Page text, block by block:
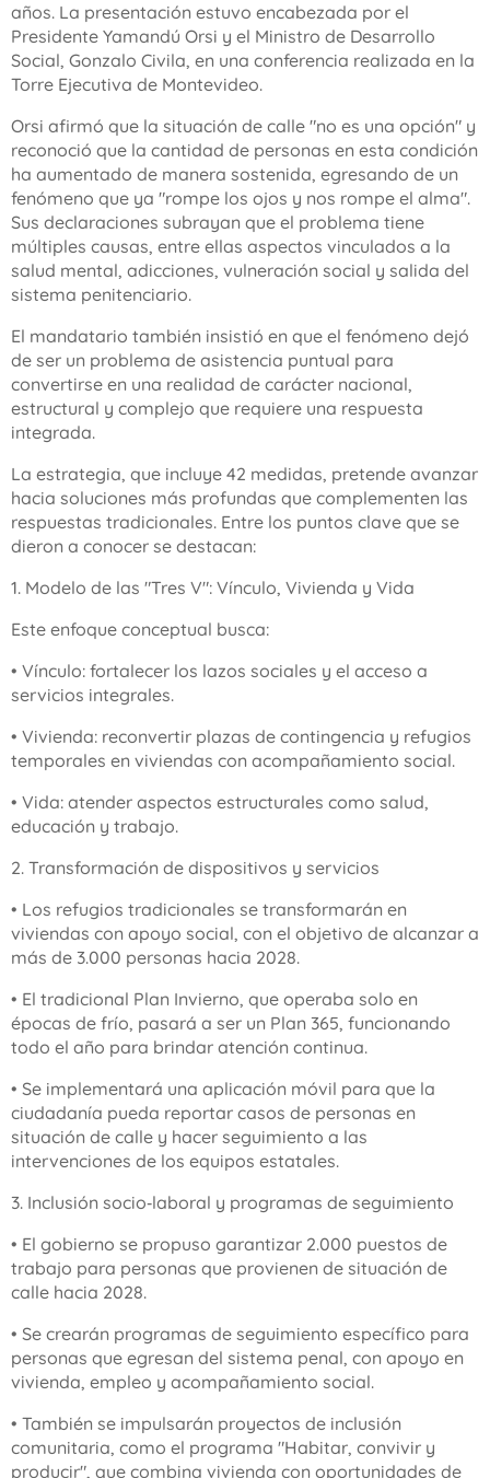
años. La presentación estuvo encabezada por el
Presidente Yamandú Orsi y el Ministro de Desarrollo
Social, Gonzalo Civila, en una conferencia realizada en la
Torre Ejecutiva de Montevideo.
Orsi afirmó que la situación de calle "no es una opción" y
reconoció que la cantidad de personas en esta condición
ha aumentado de manera sostenida, egresando de un
fenómeno que ya "rompe los ojos y nos rompe el alma".
Sus declaraciones subrayan que el problema tiene
múltiples causas, entre ellas aspectos vinculados a la
salud mental, adicciones, vulneración social y salida del
sistema penitenciario.
El mandatario también insistió en que el fenómeno dejó
de ser un problema de asistencia puntual para
convertirse en una realidad de carácter nacional,
estructural y complejo que requiere una respuesta
integrada.
La estrategia, que incluye 42 medidas, pretende avanzar
hacia soluciones más profundas que complementen las
respuestas tradicionales. Entre los puntos clave que se
dieron a conocer se destacan:
1. Modelo de las "Tres V": Vínculo, Vivienda y Vida
Este enfoque conceptual busca:
• Vínculo: fortalecer los lazos sociales y el acceso a
servicios integrales.
• Vivienda: reconvertir plazas de contingencia y refugios
temporales en viviendas con acompañamiento social.
• Vida: atender aspectos estructurales como salud,
educación y trabajo.
2. Transformación de dispositivos y servicios
• Los refugios tradicionales se transformarán en
viviendas con apoyo social, con el objetivo de alcanzar a
más de 3.000 personas hacia 2028.
• El tradicional Plan Invierno, que operaba solo en
épocas de frío, pasará a ser un Plan 365, funcionando
todo el año para brindar atención continua.
• Se implementará una aplicación móvil para que la
ciudadanía pueda reportar casos de personas en
situación de calle y hacer seguimiento a las
intervenciones de los equipos estatales.
3. Inclusión socio‑laboral y programas de seguimiento
• El gobierno se propuso garantizar 2.000 puestos de
trabajo para personas que provienen de situación de
calle hacia 2028.
• Se crearán programas de seguimiento específico para
personas que egresan del sistema penal, con apoyo en
vivienda, empleo y acompañamiento social.
• También se impulsarán proyectos de inclusión
comunitaria, como el programa "Habitar, convivir y
producir", que combina vivienda con oportunidades de